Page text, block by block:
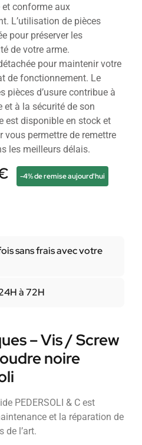
conforme aux
L’utilisation de pièces
pour préserver les
de votre arme.
pour maintenir votre
de fonctionnement. Le
pièces d’usure contribue à
et à la sécurité de son
est disponible en stock et
vous permettre de remettre
les meilleurs délais.
-4% de remise aujourd'hui
sans frais avec votre
à 72H
– Vis / Screw
noire
PEDERSOLI & C est
et la réparation de
de l’art.